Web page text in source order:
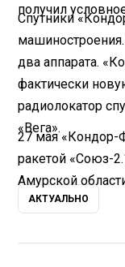
получил
Спутники
два аппарата.
фактически
радиолокатор
«Вега».
27 мая
ракетой «Союз-
Амурской
АКТУАЛЬНО